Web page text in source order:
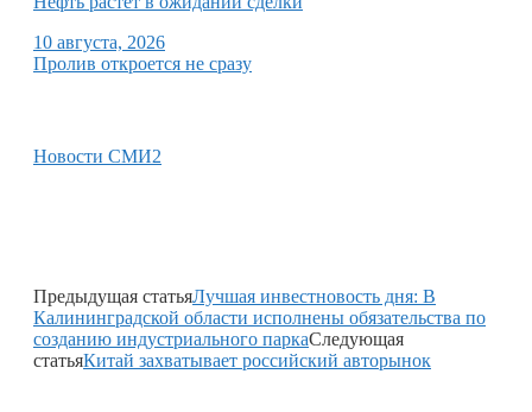
10 августа, 2026
Пролив откроется не сразу
Новости СМИ2
Предыдущая статьяЛучшая инвестновость дня: В
Калининградской области исполнены обязательства по
созданию индустриального паркаСледующая
статьяКитай захватывает российский авторынок